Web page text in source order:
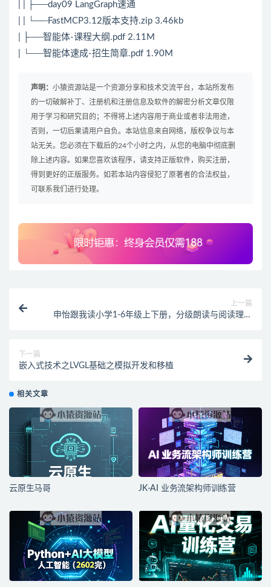
| | ├──day09 LangGraph速通
| | └──FastMCP3.12版本支持.zip 3.46kb
| ├──智能体-课程大纲.pdf 2.11M
| └──智能体速成-招生简章.pdf 1.90M
声明： 小猿资源站是一个资源分享和技术交流平台，本站所发布
的一切破解补丁、注册机和注册信息及软件的解密分析文章仅限
用于学习和研究目的；不得将上述内容用于商业或者非法用途，
否则，一切后果请用户自负。本站信息来自网络，版权争议与本
站无关。您必须在下载后的24个小时之内，从您的电脑中彻底删
除上述内容。如果您喜欢该程序，请支持正版软件，购买注册，
得到更好的正版服务。如若本站内容侵犯了原著者的合法权益，
可联系我们进行处理。
上一篇
申怡跟我读小学1-6年级上下册，分级朗读与阅读理解
下一篇
嵌入式技术之LVGL基础之模拟开发和移植
相关文章
云原生马哥 JK-AI 业务流架构师训练营